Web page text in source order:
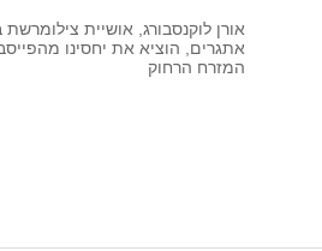
אורן לוקנסבורג, אושיית
אתגרים, הוציא את יחסינו
המזרח הרחוק